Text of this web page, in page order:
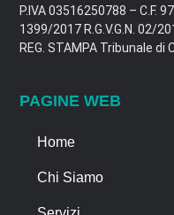
P.IVA 03516250788 – C.F.
1399/2017 R.G.V.G.N. 02/
REG. STAMPA Tribunale di
PAGINE WEB
Home
Chi Siamo